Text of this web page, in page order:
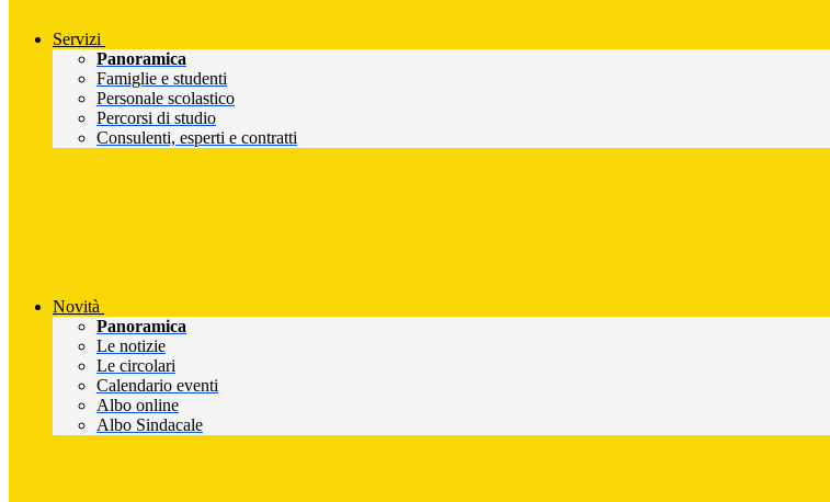
Servizi
Panoramica
Famiglie e studenti
Personale scolastico
Percorsi di studio
Consulenti, esperti e contratti
Novità
Panoramica
Le notizie
Le circolari
Calendario eventi
Albo online
Albo Sindacale